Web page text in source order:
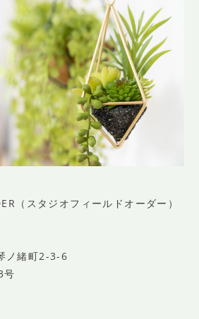
（スタジオフィールドオーダー）
ノ緒町2-3-6
号